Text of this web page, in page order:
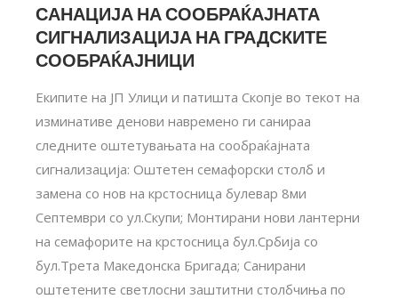
САНАЦИЈА НА СООБРАЌАЈНАТА
СИГНАЛИЗАЦИЈА НА ГРАДСКИТЕ
СООБРАЌАЈНИЦИ
Екипите на ЈП Улици и патишта Скопје во текот на
изминативе денови навремено ги санираа
следните оштетувањата на сообраќајната
сигнализација: Оштетен семафорски столб и
замена со нов на крстосница булевар 8ми
Септември со ул.Скупи; Монтирани нови лантерни
на семафорите на крстосница бул.Србија со
бул.Трета Македонска Бригада; Санирани
оштетените светлосни заштитни столбчиња по